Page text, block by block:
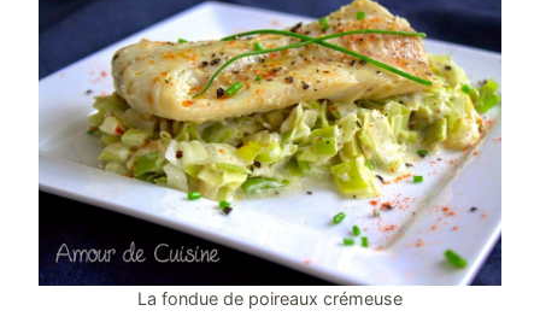
La fondue de poireaux crémeuse